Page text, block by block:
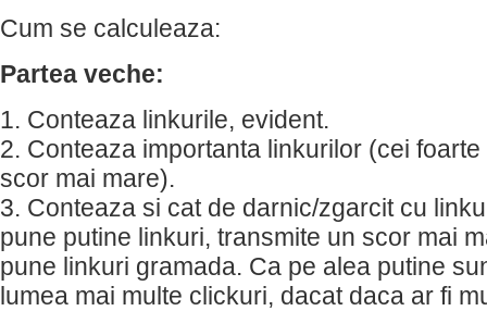
Cum se calculeaza:
Partea veche:
1. Conteaza linkurile, evident.
2. Conteaza importanta linkurilor (cei
scor mai mare).
3. Conteaza si cat de darnic/zgarcit cu
pune putine linkuri, transmite un scor mai
pune linkuri gramada. Ca pe alea putine
lumea mai multe clickuri, dacat daca ar fi